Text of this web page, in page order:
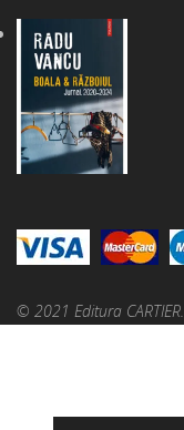
© 2021 Editura CARTIER.